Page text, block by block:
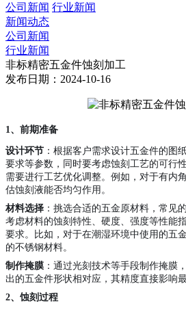
公司新闻 行业新闻
新闻动态
公司新闻
行业新闻
非标精密五金件蚀刻加工
发布日期：2024-10-16
1、 前期准备
设计环节 ：根据客户需求设计五金件的图
要求等参数，同时要考虑蚀刻工艺的可行
需要进行工艺优化调整。例如，对于有内
估蚀刻液能否均匀作用。
材料选择 ：挑选合适的五金原材料，常见
考虑材料的蚀刻特性、硬度、强度等性能
要求。比如，对于在潮湿环境中使用的五
的不锈钢材料。
制作掩膜 ：通过光刻技术等手段制作掩膜
出的五金件形状相对应，其精度直接影响
2、 蚀刻过程